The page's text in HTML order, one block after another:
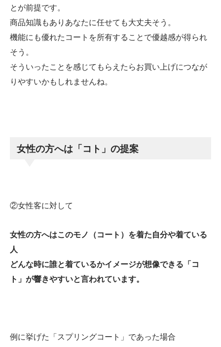
とが前提です。
商品知識もありあなたに任せても大丈夫そう。
機能にも優れたコートを所有することで優越感が得られ
そう。
そういったことを感じてもらえたらお買い上げにつなが
りやすいかもしれませんね。
女性の方へは「コト」の提案
②女性客に対して
女性の方へはこのモノ（コート）を着た自分や着ている
人
どんな時に誰と着ているかイメージが想像できる「コ
ト」が響きやすいと言われています。
例に挙げた「スプリングコート」であった場合